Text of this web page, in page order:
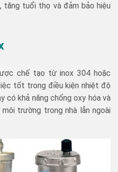
tăng tuổi thọ và đảm bảo hiệu
chế tạo từ inox 304 hoặc
tốt trong điều kiện nhiệt độ
có khả năng chống oxy hóa và
trường trong nhà lẫn ngoài